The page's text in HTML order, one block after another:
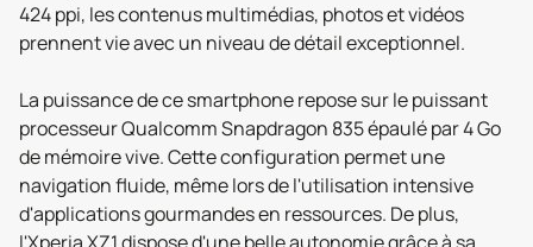
424 ppi, les contenus multimédias, photos et vidéos
prennent vie avec un niveau de détail exceptionnel.
La puissance de ce smartphone repose sur le puissant
processeur Qualcomm Snapdragon 835 épaulé par 4 Go
de mémoire vive. Cette configuration permet une
navigation fluide, même lors de l'utilisation intensive
d'applications gourmandes en ressources. De plus,